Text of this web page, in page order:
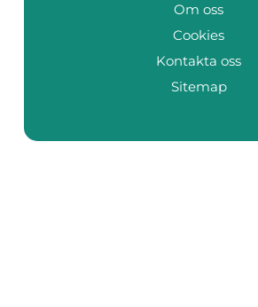
Om oss
Cookies
Kontakta oss
Sitemap